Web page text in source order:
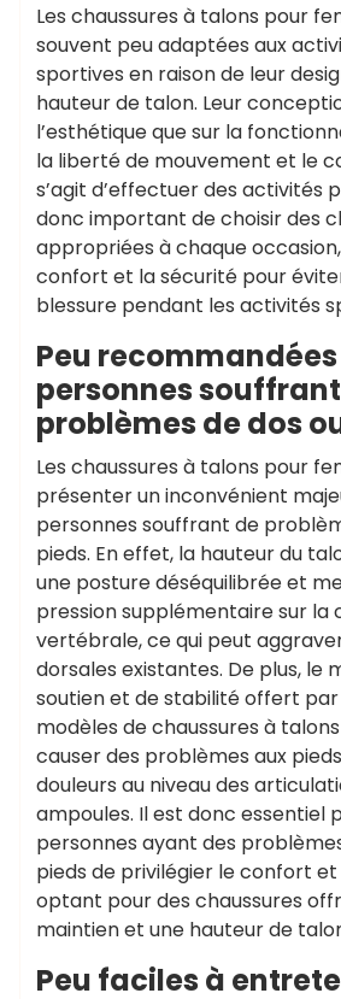
Les chaussures à talons pour
souvent peu adaptées aux
sportives en raison de leur
hauteur de talon. Leur
l’esthétique que sur la
la liberté de mouvement et le
s’agit d’effectuer des activités
donc important de choisir des
appropriées à chaque
confort et la sécurité pour
blessure pendant les activités
Peu
personnes
problèmes de dos
Les chaussures à talons pour
présenter un inconvénient
personnes souffrant de
pieds. En effet, la hauteur du
une posture déséquilibrée et
pression supplémentaire sur la
vertébrale, ce qui peut
dorsales existantes. De plus, le
soutien et de stabilité offert
modèles de chaussures à
causer des problèmes aux
douleurs au niveau des
ampoules. Il est donc essentiel
personnes ayant des
pieds de privilégier le confort
optant pour des chaussures
maintien et une hauteur de
Peu faciles à